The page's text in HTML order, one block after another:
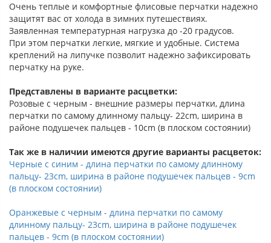
Очень теплые и комфортные флисовые перчатки надежно
защитят вас от холода в зимних путешествиях.
Заявленная температурная нагрузка до -20 градусов.
При этом перчатки легкие, мягкие и удобные. Система
креплений на липучке позволит надежно зафиксировать
перчатку на руке.
Представлены в варианте расцветки:
Розовые с черным - внешние размеры перчатки, длина
перчатки по самому длинному пальцу- 22cm, ширина в
районе подушечек пальцев - 10cm (в плоском состоянии)
Так же в наличии имеются другие варианты расцветок:
Черные с синим - длина перчатки по самому длинному
пальцу- 23cm, ширина в районе подушечек пальцев - 9cm
(в плоском состоянии)
Оранжевые с черным - длина перчатки по самому
длинному пальцу- 23cm, ширина в районе подушечек
пальцев - 9cm (в плоском состоянии)